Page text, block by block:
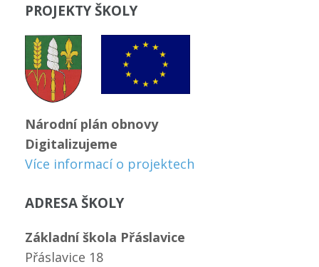
PROJEKTY ŠKOLY
Národní plán obnovy
Digitalizujeme
Více informací o projektech
ADRESA ŠKOLY
Základní škola Přáslavice
Přáslavice 18